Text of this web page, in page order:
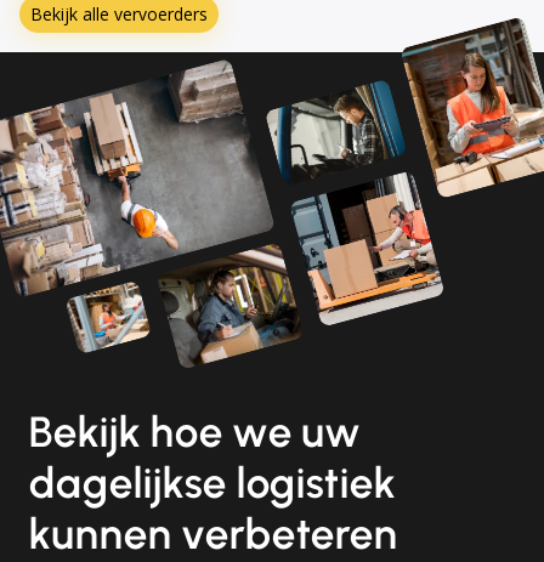
Bekijk alle vervoerders
Bekijk hoe we uw
dagelijkse logistiek
kunnen verbeteren